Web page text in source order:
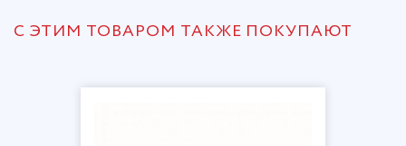
С ЭТИМ ТОВАРОМ ТАКЖЕ ПОКУПАЮТ